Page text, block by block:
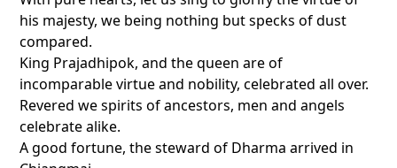
his majesty, we being nothing but specks of dust
compared.
King Prajadhipok, and the queen are of
incomparable virtue and nobility, celebrated all over.
Revered we spirits of ancestors, men and angels
celebrate alike.
A good fortune, the steward of Dharma arrived in